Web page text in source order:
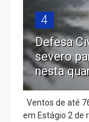
4
Defesa
severo
nesta
Ventos de até
em Estágio 2 de